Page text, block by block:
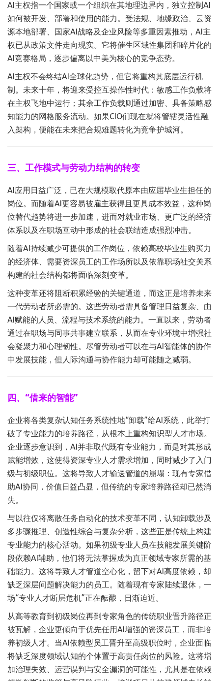
AI主权指一个国家或一个组织在其地理边界内，独立控制AI
如何被开发、部署和使用的能力。受法规、地缘政治、云资
源本地部署、国家AI战略及企业风险等多重因素推动，AI主
权已从政策文件走向现实。它将催生区域性集团和碎片化的
AI竞赛格局，逐步偏离以中美为核心的竞争态势。
AI主权不会终结AI全球化趋势，但它将重构其底层运行机
制。未来十年，将迎来受控互操作性时代：敏感工作负载将
在主权飞地中运行；其余工作负载则通过加密、具备策略感
知能力的网格服务流动。如果CIO们现在就将管辖灵活性融
入架构，便能在未来把合规难题转化为竞争护城河。
三、工作模式与劳动力结构的转变
AI应用日益广泛，已在大规模取代原本由应届毕业生担任的
岗位。而随着AI更容易被雇主获得且更具成本效益，这种岗
位替代趋势将进一步加速，进而对就业市场、更广泛的经济
体系以及在职场互动中形成的社会联结造成强烈冲击。
随着AI持续减少可提供的工作岗位，‌依赖高校毕业生购买力
的经济体‌、需要资深员工的工作场所以及依靠职场社交关系
构建的社会结构都将面临深刻变革。
这种变革还将阻断积累经验的关键通道，而这正是培养未来
一代劳动者所必需的。这些劳动者需具备管理日益复杂、由
AI赋能的人员、流程与技术系统的能力。一直以来，劳动者
通过在职场与同事共事建立联系，从而在专业环境中增强社
会凝聚力和心理韧性。尽管劳动者可以在与AI智能体的协作
中发展技能，但人际沟通与协作能力却可能随之减弱。
四、“借来的智能”
企业将各类复杂认知任务系统性地“卸载”给AI系统，此举打
破了专业能力的培养路径，从根本上重构知识型人才市场。
企业逐步意识到，AI并非取代既有专业能力，而是对其形成
赋能增效，这使得资深专业人才需求增加，同时减少了入门
级与初级职位。这将导致人才输送管道的崩塌：现有专家借
助AI协同，价值日益凸显，但传统的专家培养路径却已然消
失。
与以往仅将离散任务自动化的技术变革不同，认知卸载涉及
多步骤推理、创造性综合与复杂分析，这些正是传统上构建
专业能力的核心活动。如果初级专业人员在技能发展关键阶
段依赖AI辅助，他们将无法掌握成为真正领域专家所需的基
础能力。这将导致人才管道空心化，留下对AI高度依赖，却
缺乏深层问题解决能力的员工。随着现有专家陆续退休，一
场“专业人才断层危机”正在酝酿，日渐迫近。
从高等教育到初级岗位再到专家角色的传统职业晋升路径正
被瓦解，企业更倾向于优先任用AI增强的资深员工，而非培
养初级人才。当AI依赖型员工晋升至高级职位时，企业面临
将缺乏深度领域认知的个体置于高责任岗位的风险。这将增
加治理失效、运营误判与安全漏洞的可能性，尤其是在依赖